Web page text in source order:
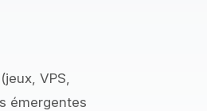
VPS,
émergentes